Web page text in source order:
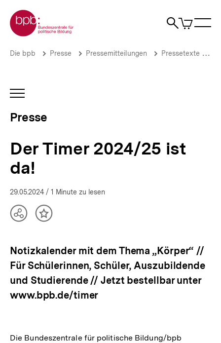
zum
Seiteninhalt
springen
Zur Startseite der bpb
Suche
Artikel
im
Der
da!
Brotkrümelnavigation
Pfadnavigation
Die bpb Presse Pressemitteilungen Pressetexte 2024
INHALTSNAVIGATION
Presse
Der Timer 2024/25 ist
da!
29.05.2024 / 1 Minute zu lesen
TeilenInhalt
Notizkalender mit dem Thema „Körper“ //
Für Schülerinnen, Schüler, Auszubildende
und Studierende // Jetzt bestellbar unter
www.bpb.de/timer
Die Bundeszentrale für politische Bildung/bpb